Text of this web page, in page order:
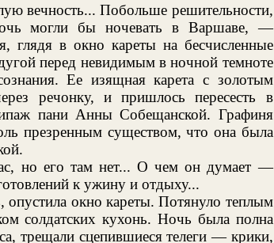
вечность... Побольше решительности,
могли бы ночевать в Варшаве, —
глядя в окно кареты на бесчисленные
перед невидимым в ночной темноте
Ее изящная карета с золотым
речонку, и пришлось пересесть в
пани Анны Собещанской. Графиня
презренным существом, что она была
но его там нет... О чем он думает —
к ужину и отдыху...
опустила окно кареты. Потянуло теплым
солдатских кухонь. Ночь была полна
трещали сцепившиеся телеги — крики,